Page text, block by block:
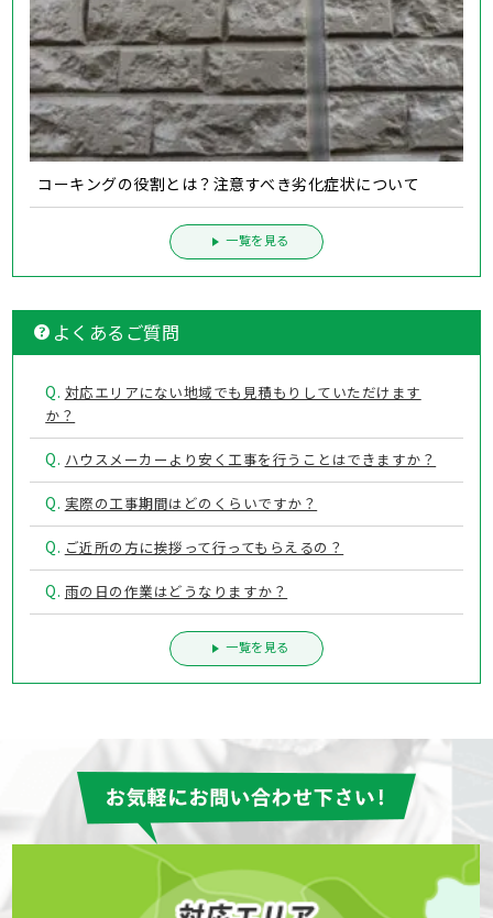
コーキングの役割とは？注意すべき劣化症状について
一覧を見る
よくあるご質問
Q. 対応エリアにない地域でも見積もりしていただけます
か？
Q. ハウスメーカーより安く工事を行うことはできますか？
Q. 実際の工事期間はどのくらいですか？
Q. ご近所の方に挨拶って行ってもらえるの？
Q. 雨の日の作業はどうなりますか？
一覧を見る